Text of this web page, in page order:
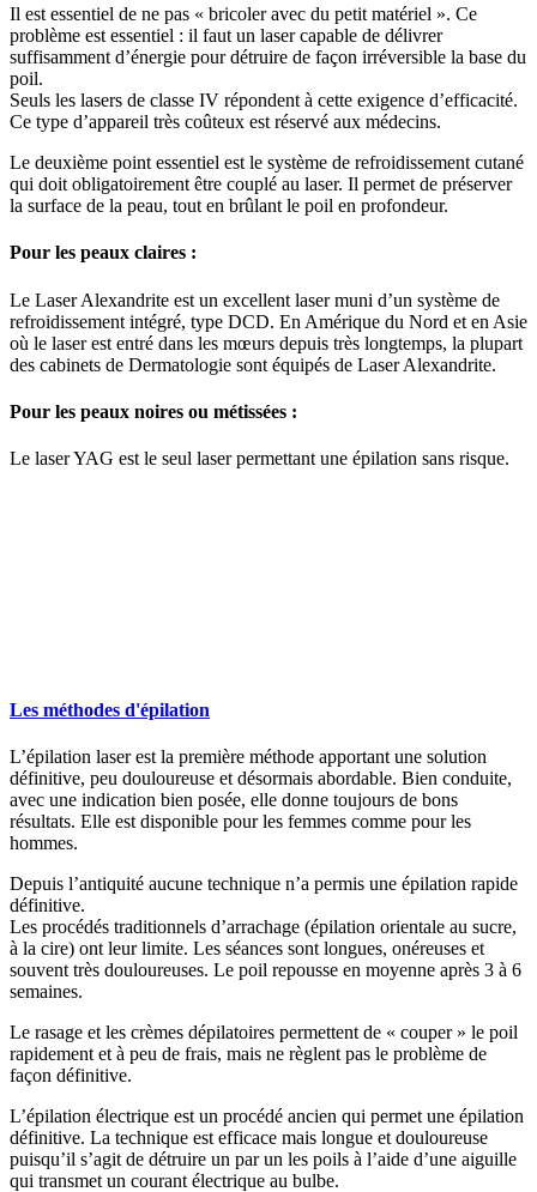
Il est essentiel de ne pas « bricoler avec du petit matériel ». Ce
problème est essentiel : il faut un laser capable de délivrer
suffisamment d’énergie pour détruire de façon irréversible la base du
poil.
Seuls les lasers de classe IV répondent à cette exigence d’efficacité.
Ce type d’appareil très coûteux est réservé aux médecins.
Le deuxième point essentiel est le système de refroidissement cutané
qui doit obligatoirement être couplé au laser. Il permet de préserver
la surface de la peau, tout en brûlant le poil en profondeur.
Pour les peaux claires :
Le Laser Alexandrite est un excellent laser muni d’un système de
refroidissement intégré, type DCD. En Amérique du Nord et en Asie
où le laser est entré dans les mœurs depuis très longtemps, la plupart
des cabinets de Dermatologie sont équipés de Laser Alexandrite.
Pour les peaux noires ou métissées :
Le laser YAG est le seul laser permettant une épilation sans risque.
Les méthodes d'épilation
L’épilation laser est la première méthode apportant une solution
définitive, peu douloureuse et désormais abordable. Bien conduite,
avec une indication bien posée, elle donne toujours de bons
résultats. Elle est disponible pour les femmes comme pour les
hommes.
Depuis l’antiquité aucune technique n’a permis une épilation rapide
définitive.
Les procédés traditionnels d’arrachage (épilation orientale au sucre,
à la cire) ont leur limite. Les séances sont longues, onéreuses et
souvent très douloureuses. Le poil repousse en moyenne après 3 à 6
semaines.
Le rasage et les crèmes dépilatoires permettent de « couper » le poil
rapidement et à peu de frais, mais ne règlent pas le problème de
façon définitive.
L’épilation électrique est un procédé ancien qui permet une épilation
définitive. La technique est efficace mais longue et douloureuse
puisqu’il s’agit de détruire un par un les poils à l’aide d’une aiguille
qui transmet un courant électrique au bulbe.